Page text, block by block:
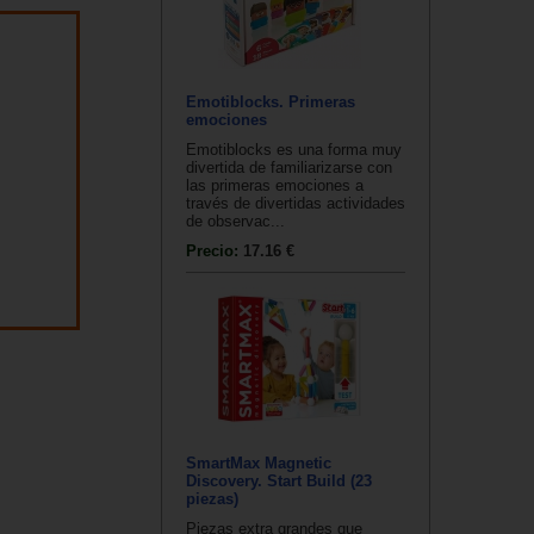
Emotiblocks. Primeras
emociones
Emotiblocks es una forma muy
divertida de familiarizarse con
las primeras emociones a
través de divertidas actividades
de observac...
Precio: 17.16 €
SmartMax Magnetic
Discovery. Start Build (23
piezas)
Piezas extra grandes que